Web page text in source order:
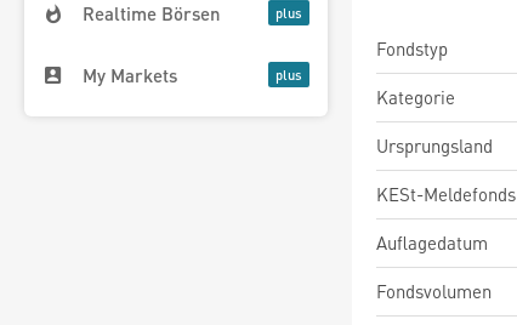
Realtime Börsen
My Markets
Fondstyp
Kategorie
Ursprungsland
KESt-Meldefonds
Auflagedatum
Fondsvolumen